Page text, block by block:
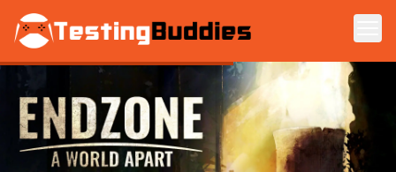
Zum Hauptinhalt springen